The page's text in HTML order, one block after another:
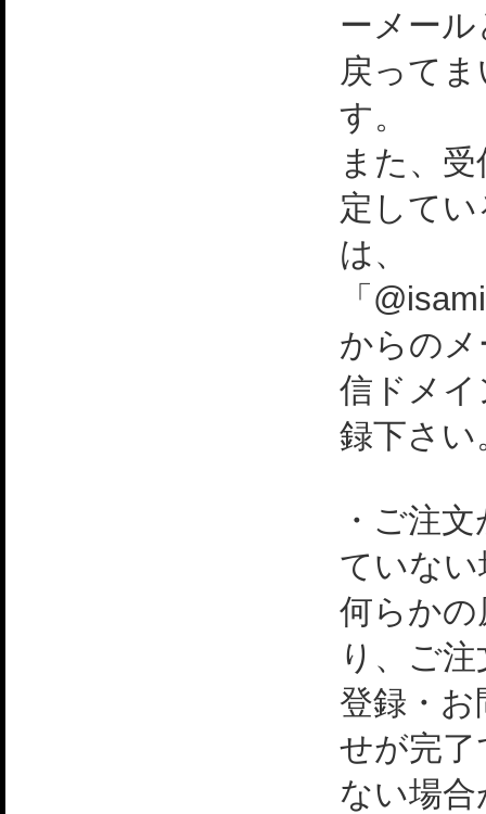
ーメー
戻って
す。
また、
定して
は、
「
からの
信ドメ
録下さい
・ご注
ていない
何らか
り、ご
登録・
せが完
ない場